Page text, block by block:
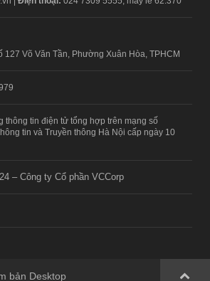
127 Võ Văn Tần, Phường Xuân Hòa, TPHCM
thông tin điện tử tổng hợp trên mạng số
tin và Truyền thông Hà Nội cấp ngày 10
– Công ty Cổ phần VCCorp
bản Desktop